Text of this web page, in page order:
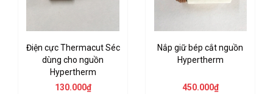
Điện cực Thermacut Séc
dùng cho nguồn
Hypertherm
130.000₫
Nắp giữ bép cắt nguồn
Hypertherm
450.000₫